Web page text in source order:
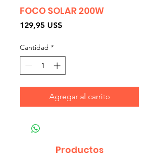
FOCO SOLAR 200W
129,95 US$Precio
Cantidad *
Agregar al carrito
Productos